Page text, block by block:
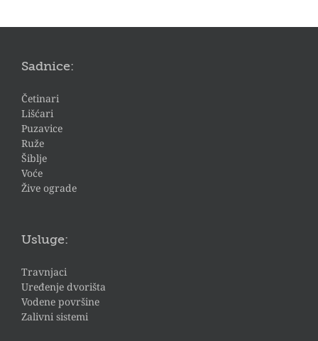
Sadnice:
Četinari
Lišćari
Puzavice
Ruže
Šiblje
Voće
Žive ograde
Usluge:
Travnjaci
Uređenje dvorišta
Vodene površine
Zalivni sistemi